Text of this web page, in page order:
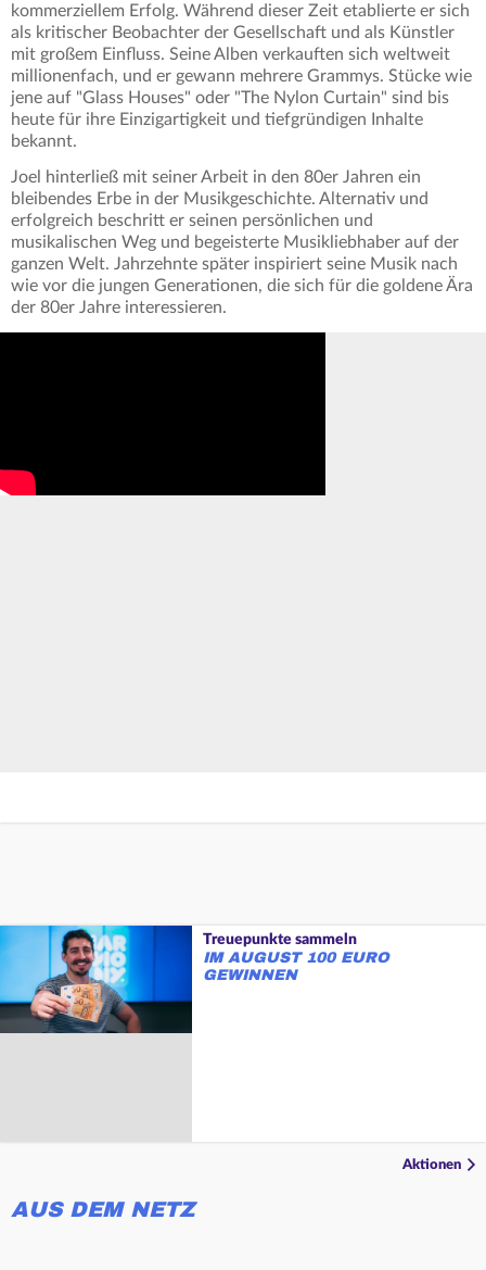
kommerziellem Erfolg. Während dieser Zeit etablierte er sich
als kritischer Beobachter der Gesellschaft und als Künstler
mit großem Einfluss. Seine Alben verkauften sich weltweit
millionenfach, und er gewann mehrere Grammys. Stücke wie
jene auf "Glass Houses" oder "The Nylon Curtain" sind bis
heute für ihre Einzigartigkeit und tiefgründigen Inhalte
bekannt.
Joel hinterließ mit seiner Arbeit in den 80er Jahren ein
bleibendes Erbe in der Musikgeschichte. Alternativ und
erfolgreich beschritt er seinen persönlichen und
musikalischen Weg und begeisterte Musikliebhaber auf der
ganzen Welt. Jahrzehnte später inspiriert seine Musik nach
wie vor die jungen Generationen, die sich für die goldene Ära
der 80er Jahre interessieren.
Treuepunkte sammeln
IM AUGUST 100 EURO
GEWINNEN
Aktionen
AUS DEM NETZ